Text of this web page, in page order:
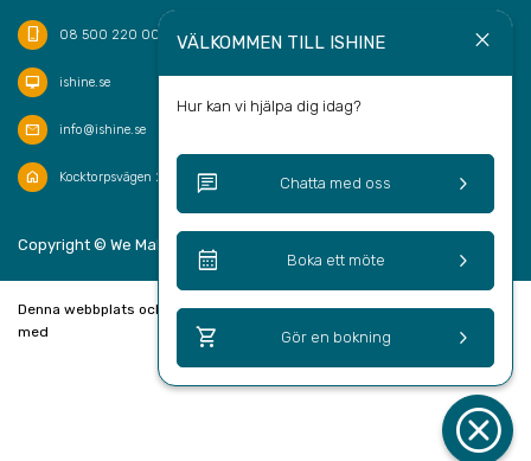
cancel
VÄLKOMMEN TILL ISHINE close
Hur kan vi hjälpa dig idag?
chat Chatta med oss keyboard_arrow_right
calendar_month Boka ett möte keyboard_arrow_right
shopping_cart Gör en bokning keyboard_arrow_right
phone_iphone 08 500 220 00
desktop_mac ishine.se
mail info@ishine.se
home Kocktorpsvägen 20, 132 43 Saltsjö-Boo
Copyright © We Make You Shine AB 2026 keyboard_arrow_up
Denna webbplats och bokningssystem är skapad
med